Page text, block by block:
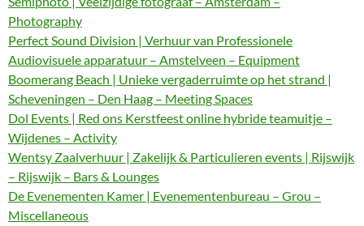
Photography
Perfect Sound Division | Verhuur van Professionele
Audiovisuele apparatuur – Amstelveen – Equipment
Boomerang Beach | Unieke vergaderruimte op het strand |
Scheveningen – Den Haag – Meeting Spaces
Dol Events | Red ons Kerstfeest online hybride teamuitje –
Wijdenes – Activity
Wentsy Zaalverhuur | Zakelijk & Particulieren events | Rijswijk
– Rijswijk – Bars & Lounges
De Evenementen Kamer | Evenementenbureau – Grou –
Miscellaneous